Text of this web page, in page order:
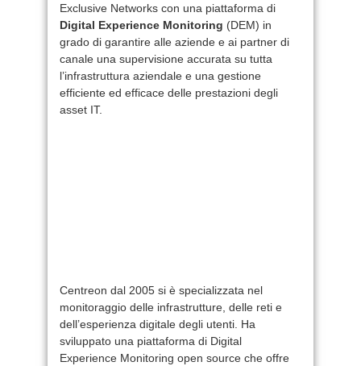
Exclusive Networks con una piattaforma di
Digital Experience Monitoring (DEM) in
grado di garantire alle aziende e ai partner di
canale una supervisione accurata su tutta
l’infrastruttura aziendale e una gestione
efficiente ed efficace delle prestazioni degli
asset IT.
Centreon dal 2005 si è specializzata nel
monitoraggio delle infrastrutture, delle reti e
dell’esperienza digitale degli utenti. Ha
sviluppato una piattaforma di Digital
Experience Monitoring open source che offre